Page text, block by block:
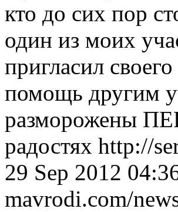
кто до сих пор
один из моих
пригласил
помощь другим
разморожены
радостях http://
29 Sep 2012
mavrodi.com/